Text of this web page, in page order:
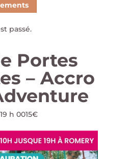
passé.
Portes
– Accro
19 h 0015€